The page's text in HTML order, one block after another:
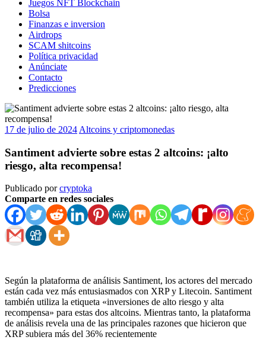
Juegos NFT Blockchain
Bolsa
Finanzas e inversion
Airdrops
SCAM shitcoins
Política privacidad
Anúnciate
Contacto
Predicciones
17 de julio de 2024 Altcoins y criptomonedas
Santiment advierte sobre estas 2 altcoins: ¡alto
riesgo, alta recompensa!
Publicado porcryptoka
Comparte en redes sociales
Según la plataforma de análisis Santiment, los actores del mercado
están cada vez más entusiasmados con XRP y Litecoin. Santiment
también utiliza la etiqueta «inversiones de alto riesgo y alta
recompensa» para estas dos altcoins. Mientras tanto, la plataforma
de análisis revela una de las principales razones que hicieron que
XRP subiera más del 36% recientemente